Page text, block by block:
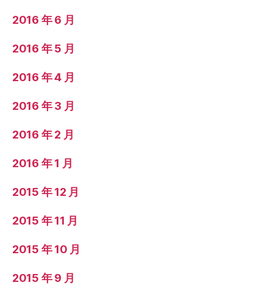
2016 年 6 月
2016 年 5 月
2016 年 4 月
2016 年 3 月
2016 年 2 月
2016 年 1 月
2015 年 12 月
2015 年 11 月
2015 年 10 月
2015 年 9 月